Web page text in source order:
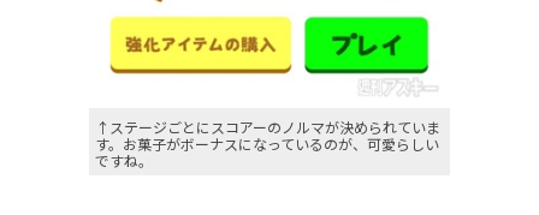
↑ステージごとにスコアーのノルマが決められていま
す。お菓子がボーナスになっているのが、可愛らしい
ですね。